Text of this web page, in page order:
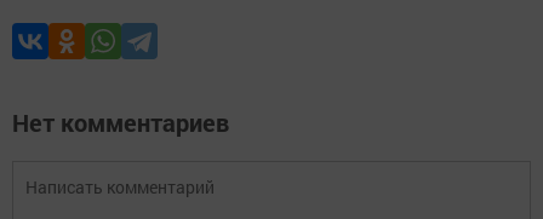
Нет комментариев